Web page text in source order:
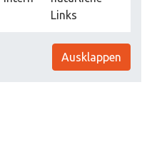
Links
Ausklappen